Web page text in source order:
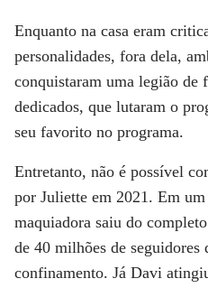
Enquanto na casa eram
personalidades, fora dela,
conquistaram uma legião de
dedicados, que lutaram o
seu favorito no programa.
Entretanto, não é possível
por Juliette em 2021. Em
maquiadora saiu do
de 40 milhões de seguidores
confinamento. Já Davi